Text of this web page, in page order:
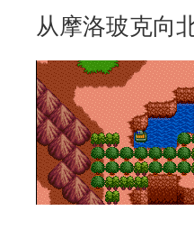
从摩洛玻克向